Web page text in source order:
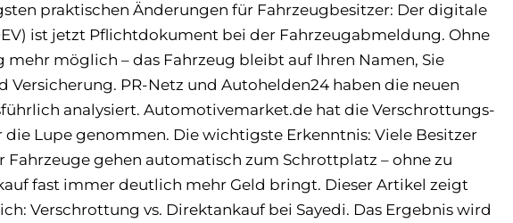
praktischen Änderungen für Fahrzeugbesitzer: Der digitale
ist jetzt Pflichtdokument bei der Fahrzeugabmeldung. Ohne
mehr möglich – das Fahrzeug bleibt auf Ihren Namen, Sie
Versicherung. PR-Netz und Autohelden24 haben die neuen
analysiert. Automotivemarket.de hat die Verschrottungs-
Lupe genommen. Die wichtigste Erkenntnis: Viele Besitzer
gehen automatisch zum Schrottplatz – ohne zu
fast immer deutlich mehr Geld bringt. Dieser Artikel zeigt
Verschrottung vs. Direktankauf bei Sayedi. Das Ergebnis wird